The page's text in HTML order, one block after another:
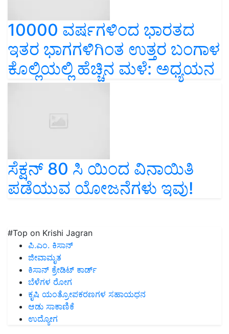
10000 ವರ್ಷಗಳಿಂದ ಭಾರತದ
ಇತರ ಭಾಗಗಳಿಗಿಂತ ಉತ್ತರ ಬಂಗಾಳ
ಕೊಲ್ಲಿಯಲ್ಲಿ ಹೆಚ್ಚಿನ ಮಳೆ: ಅಧ್ಯಯನ
ಸೆಕ್ಷನ್ 80 ಸಿ ಯಿಂದ ವಿನಾಯಿತಿ
ಪಡೆಯುವ ಯೋಜನೆಗಳು ಇವು!
#Top on Krishi Jagran
ಪಿ.ಎಂ. ಕಿಸಾನ್
ಜೀವಾಮೃತ
ಕಿಸಾನ್ ಕ್ರೇಡಿಟ್ ಕಾರ್ಡ್
ಬೆಳೆಗಳ ರೋಗ
ಕೃಷಿ ಯಂತ್ರೋಪಕರಣಗಳ ಸಹಾಯಧನ
ಆಡು ಸಾಕಾಣಿಕೆ
ಉದ್ಯೋಗ